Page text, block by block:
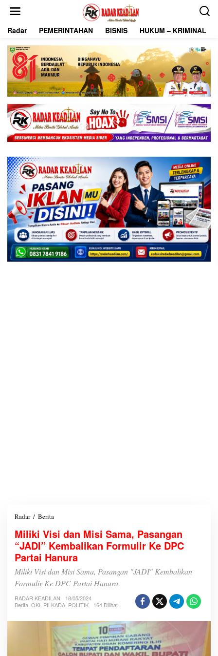
Radar PEMERINTAHAN BISNIS HUKUM – KRIMINAL
Radar / Berita
l
i
k
i
V
i
s
i
d
n
M
i
Miliki Visi dan Misi Sama, Pasangan
“JADI” Kembalikan Formulir Ke DPC
Partai Hanura
Miliki Visi dan Misi Sama, Pasangan "JADI" Kembalikan
Formulir Ke DPC Partai Hanura
RADAR KEADILAN
18/05/2024
Berita, OKI, PILKADA, POLITIK 164 Dilihat